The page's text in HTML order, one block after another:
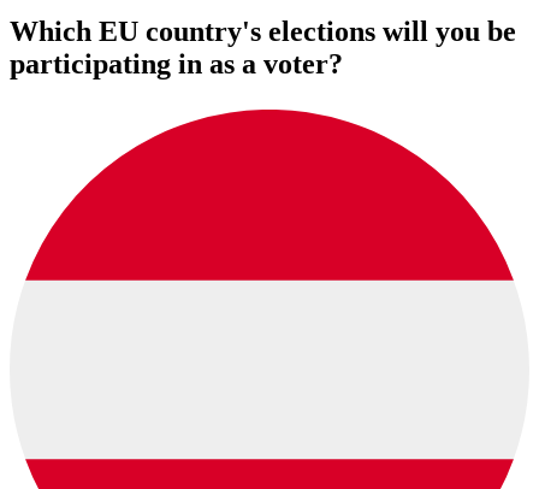
Which EU country's elections will you be
participating in as a voter?